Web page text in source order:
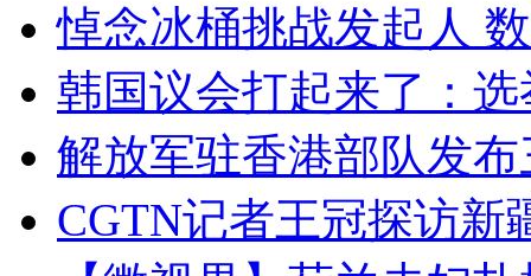
悼念冰桶挑战发起人
韩国议会打起来了：
解放军驻香港部队发
CGTN记者王冠探访新